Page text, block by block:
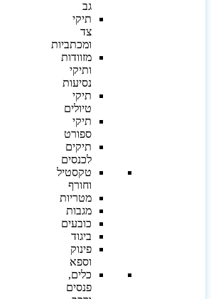
תיקי
ומכתביות
מזוודות
ותיקי
נסיעות
תיקי
טיולים
תיקי
ספורט
תיקים
לכנסים
טקסטיל
וחורף
מטריות
מגבות
כובעים
ביגוד
פינוק
וספא
כלים,
פנסים